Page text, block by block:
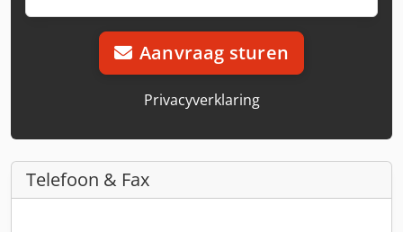
Aanvraag sturen
Privacyverklaring
Telefoon & Fax